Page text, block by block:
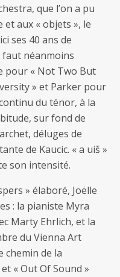
que l’on a pu
et aux « objets », le
ses 40 ans de
faut néanmoins
pour « Not Two But
» et Parker pour
du ténor, à la
sur fond de
déluges de
de Kaucic. « a uiš »
son intensité.
» élaboré, Joëlle
: la pianiste Myra
Marty Ehrlich, et la
du Vienna Art
chemin de la
« Out Of Sound »